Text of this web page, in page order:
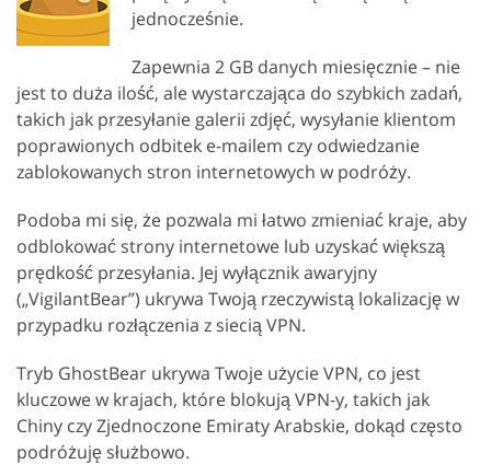
jednocześnie.
Zapewnia 2 GB danych miesięcznie – nie
jest to duża ilość, ale wystarczająca do szybkich zadań,
takich jak przesyłanie galerii zdjęć, wysyłanie klientom
poprawionych odbitek e-mailem czy odwiedzanie
zablokowanych stron internetowych w podróży.
Podoba mi się, że pozwala mi łatwo zmieniać kraje, aby
odblokować strony internetowe lub uzyskać większą
prędkość przesyłania. Jej wyłącznik awaryjny
(„VigilantBear”) ukrywa Twoją rzeczywistą lokalizację w
przypadku rozłączenia z siecią VPN.
Tryb GhostBear ukrywa Twoje użycie VPN, co jest
kluczowe w krajach, które blokują VPN-y, takich jak
Chiny czy Zjednoczone Emiraty Arabskie, dokąd często
podróżuję służbowo.